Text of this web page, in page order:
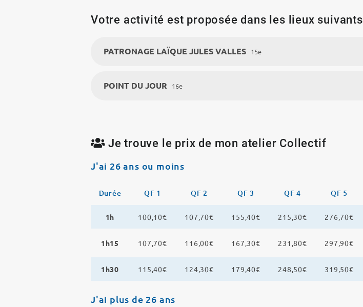
Votre activité est proposée dans les lieux suivants
PATRONAGE LAÏQUE JULES VALLES 15e
POINT DU JOUR 16e
Je trouve le prix de mon atelier Collectif
J'ai 26 ans ou moins
Durée QF 1 QF 2 QF 3 QF 4 QF 5
1h 100,10€ 107,70€ 155,40€ 215,30€ 276,70€
1h15 107,70€ 116,00€ 167,30€ 231,80€ 297,90€
1h30 115,40€ 124,30€ 179,40€ 248,50€ 319,50€
J'ai plus de 26 ans